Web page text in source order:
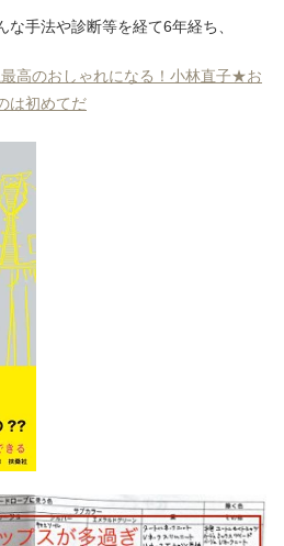
手法や診断等を経て6年経ち、
高のおしゃれになる！小林直子★お
は初めてだ